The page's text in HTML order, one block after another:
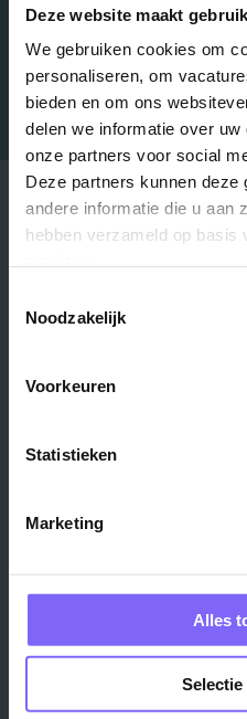
Deze website maakt
We gebruiken cookies om
personaliseren, om
bieden en om ons
delen we informatie over
onze partners voor social
Deze partners kunnen deze
andere informatie die u aan
hebben verzameld op basis
Noodzakelijk
Voorkeuren
Statistieken
Marketing
Alles
Selectie
Stad
Maastricht ›
Heerlen ›
Vakgebied
Techniek & Productie ›
Administratie ›
Alle vakgebieden ›